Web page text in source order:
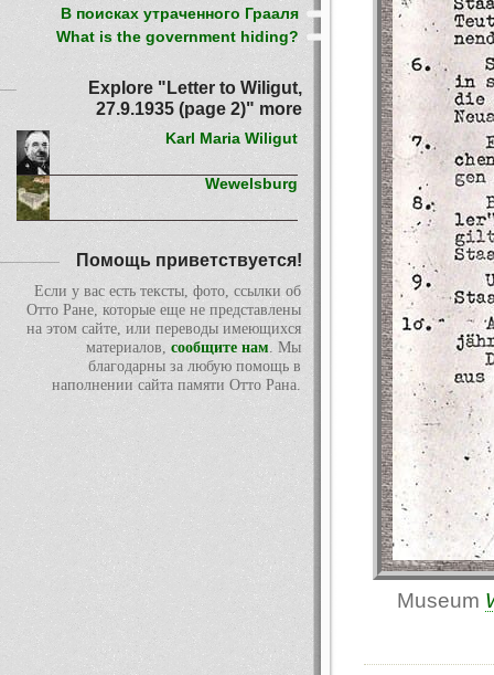
Museum
В поисках утраченного Грааля
What is the government hiding?
Explore "Letter to Wiligut,
27.9.1935 (page 2)" more
Karl Maria Wiligut
Wewelsburg
Помощь приветствуется!
Если у вас есть тексты, фото, ссылки об
Отто Ране, которые еще не представлены
на этом сайте, или переводы имеющихся
материалов, сообщите нам. Мы
благодарны за любую помощь в
наполнении сайта памяти Отто Рана.